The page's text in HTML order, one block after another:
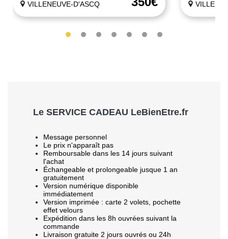
VILLENEUVE-D'ASCQ
Le SERVICE CADEAU LeBienEtre.fr
Message personnel
Le prix n'apparaît pas
Remboursable dans les 14 jours suivant
l'achat
Échangeable et prolongeable jusque 1 an
gratuitement
Version numérique disponible
immédiatement
Version imprimée : carte 2 volets, pochette
effet velours
Expédition dans les 8h ouvrées suivant la
commande
Livraison gratuite 2 jours ouvrés ou 24h